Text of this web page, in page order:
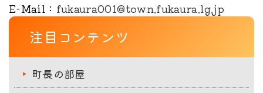
E-Mail ： fukaura001@town.fukaura.lg.jp
注目コンテンツ
町長の部屋